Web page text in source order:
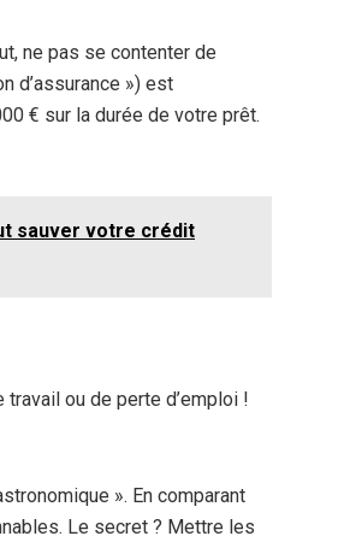
ne pas se contenter de
d’assurance ») est
€ sur la durée de votre prêt.
sauver votre crédit
ou de perte d’emploi !
». En comparant
Le secret ? Mettre les